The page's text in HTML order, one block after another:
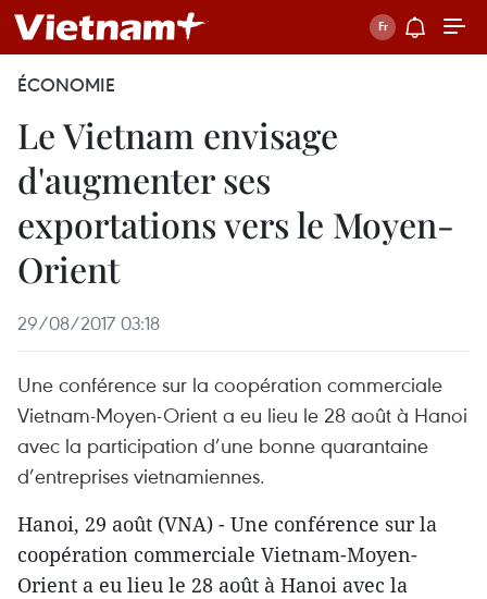
ÉCONOMIE
Le Vietnam envisage
d'augmenter ses
exportations vers le Moyen-
Orient
29/08/2017 03:18
Une conférence sur la coopération commerciale
Vietnam-Moyen-Orient a eu lieu le 28 août à Hanoi
avec la participation d’une bonne quarantaine
d’entreprises vietnamiennes.
Hanoi, 29 août (VNA) - Une conférence sur la
coopération commerciale Vietnam-Moyen-
Orient a eu lieu le 28 août à Hanoi avec la